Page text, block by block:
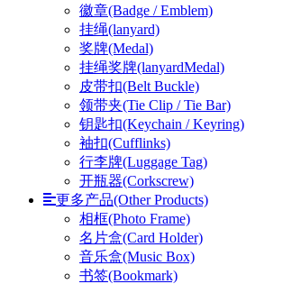
徽章(Badge / Emblem)
挂绳(lanyard)
奖牌(Medal)
挂绳奖牌(lanyardMedal)
皮带扣(Belt Buckle)
领带夹(Tie Clip / Tie Bar)
钥匙扣(Keychain / Keyring)
袖扣(Cufflinks)
行李牌(Luggage Tag)
开瓶器(Corkscrew)
更多产品(Other Products)
相框(Photo Frame)
名片盒(Card Holder)
音乐盒(Music Box)
书签(Bookmark)